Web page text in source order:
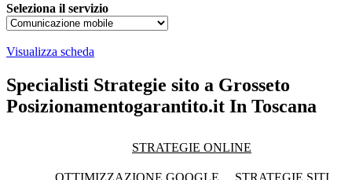
Seleziona il servizio
Visualizza scheda
Specialisti Strategie sito a Grosseto
Posizionamentogarantito.it In Toscana
STRATEGIE ONLINE
OTTIMIZZAZIONE GOOGLE STRATEGIE SITI